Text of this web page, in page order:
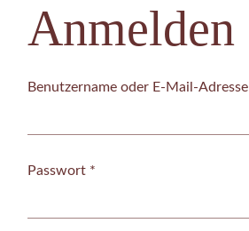
Anmelden
Benutzername oder E-Mail-Adresse
Passwort *